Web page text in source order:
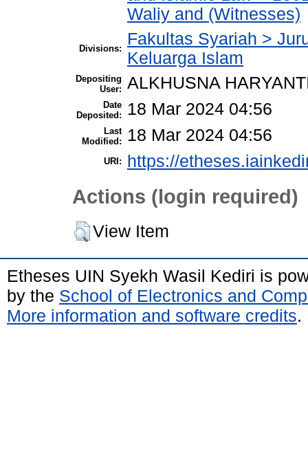
Waliy and (Witnesses)
Divisions:
Fakultas Syariah >
Keluarga Islam
Depositing
User: ALKHUSNA
Date
Deposited:
18 Mar 2024 04:56
Last
Modified:
18 Mar 2024 04:56
URI: https://
Actions (login required)
View Item
Etheses UIN Syekh Wasil Kediri is
by the School of Electronics and
More information and software credits.